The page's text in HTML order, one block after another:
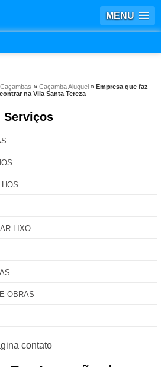
MENU
» Caçamba Aluguel » Empresa que faz
na Vila Santa Tereza
Serviços
LIXO
OBRAS